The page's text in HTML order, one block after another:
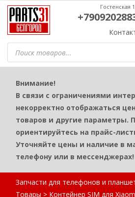
Поиск
товаров
Гостенская
Внимание!
В связи с ограничениями
некорректно отображаться
товаров и другие параметры.
ориентируйтесь на прайс-
Уточняйте цены и наличие в
телефону или в мессенджерах!
Запчасти для телефонов и
Товары > Контейнер SIM для